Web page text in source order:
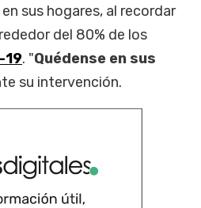
sus hogares, al recordar
del 80% de los
19. "Quédense en sus
su intervención.